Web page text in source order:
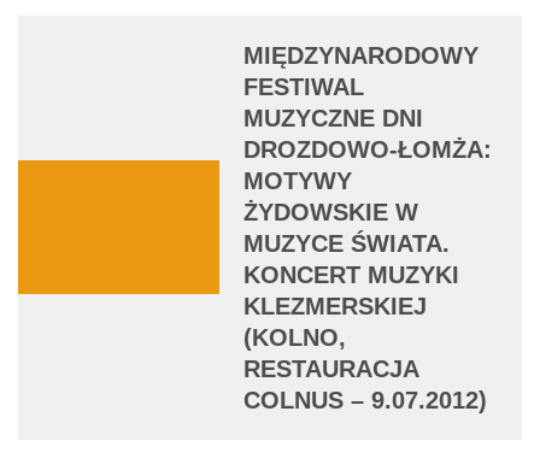
MIĘDZYNARODOWY
FESTIWAL
MUZYCZNE DNI
DROZDOWO-ŁOMŻA:
MOTYWY
ŻYDOWSKIE W
MUZYCE ŚWIATA.
KONCERT MUZYKI
KLEZMERSKIEJ
(KOLNO,
RESTAURACJA
COLNUS – 9.07.2012)